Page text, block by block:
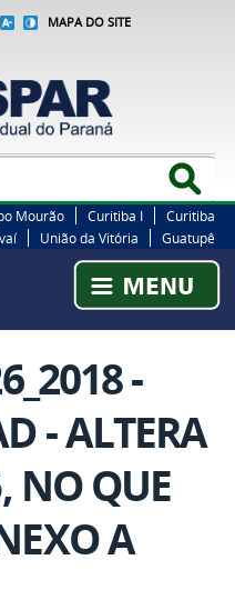
MAPA DO SITE
Mourão Curitiba I
Curitiba
União da Vitória Guatupê
-
- ALTERA
NO QUE
A